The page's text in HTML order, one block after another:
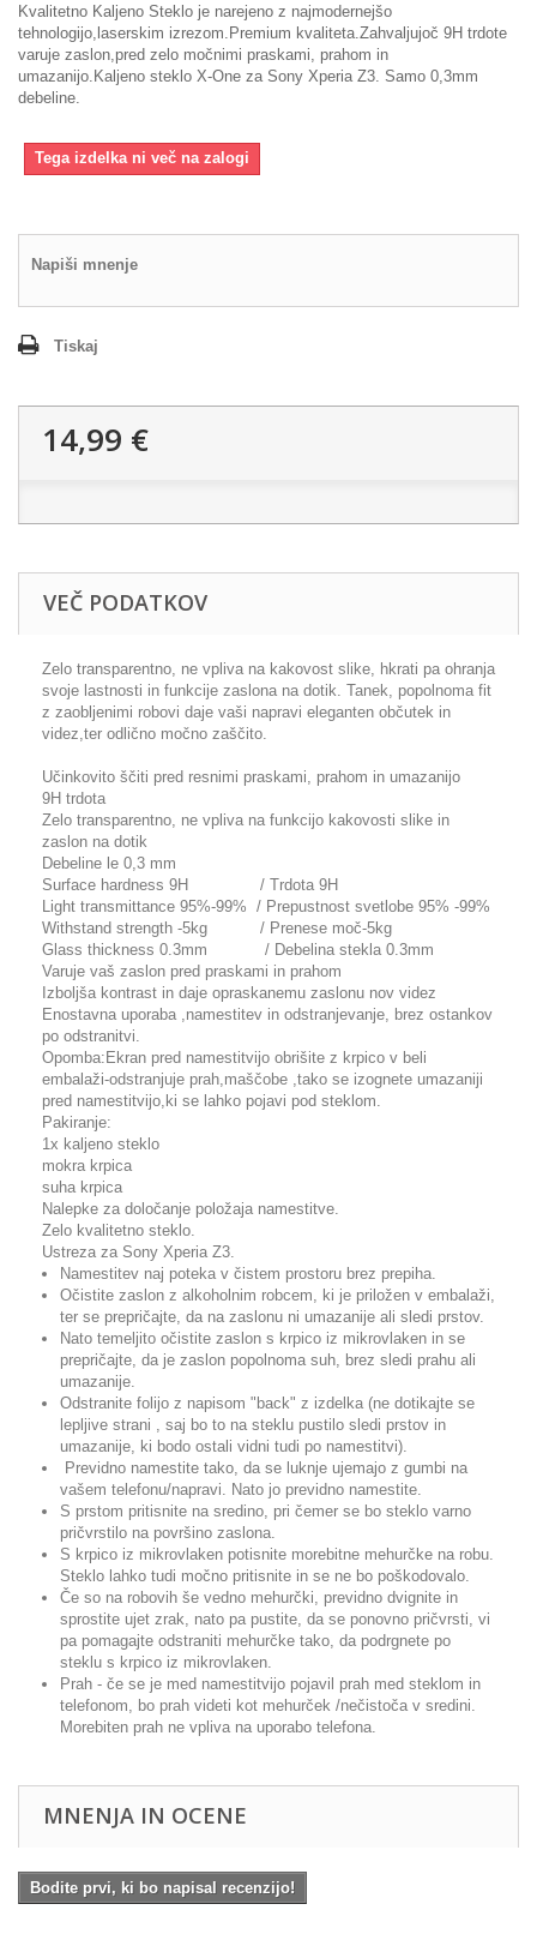
Kvalitetno Kaljeno Steklo je narejeno z najmodernejšo
tehnologijo,laserskim izrezom.Premium kvaliteta.Zahvaljujoč 9H trdote
varuje zaslon,pred zelo močnimi praskami, prahom in
umazanijo.Kaljeno steklo X-One za Sony Xperia Z3. Samo 0,3mm
debeline.
Tega izdelka ni več na zalogi
Napiši mnenje
Tiskaj
14,99 €
VEČ PODATKOV
Zelo transparentno, ne vpliva na kakovost slike, hkrati pa ohranja
svoje lastnosti in funkcije zaslona na dotik. Tanek, popolnoma fit
z zaobljenimi robovi daje vaši napravi eleganten občutek in
videz,ter odlično močno zaščito.
Učinkovito ščiti pred resnimi praskami, prahom in umazanijo
9H trdota
Zelo transparentno, ne vpliva na funkcijo kakovosti slike in
zaslon na dotik
Debeline le 0,3 mm
Surface hardness 9H / Trdota 9H
Light transmittance 95%-99% / Prepustnost svetlobe 95% -99%
Withstand strength -5kg / Prenese moč-5kg
Glass thickness 0.3mm / Debelina stekla 0.3mm
Varuje vaš zaslon pred praskami in prahom
Izboljša kontrast in daje opraskanemu zaslonu nov videz
Enostavna uporaba ,namestitev in odstranjevanje, brez ostankov
po odstranitvi.
Opomba:Ekran pred namestitvijo obrišite z krpico v beli
embalaži-odstranjuje prah,maščobe ,tako se izognete umazaniji
pred namestitvijo,ki se lahko pojavi pod steklom.
Pakiranje:
1x kaljeno steklo
mokra krpica
suha krpica
Nalepke za določanje položaja namestitve.
Zelo kvalitetno steklo.
Ustreza za Sony Xperia Z3.
Namestitev naj poteka v čistem prostoru brez prepiha.
Očistite zaslon z alkoholnim robcem, ki je priložen v embalaži,
ter se prepričajte, da na zaslonu ni umazanije ali sledi prstov.
Nato temeljito očistite zaslon s krpico iz mikrovlaken in se
prepričajte, da je zaslon popolnoma suh, brez sledi prahu ali
umazanije.
Odstranite folijo z napisom "back" z izdelka (ne dotikajte se
lepljive strani , saj bo to na steklu pustilo sledi prstov in
umazanije, ki bodo ostali vidni tudi po namestitvi).
Previdno namestite tako, da se luknje ujemajo z gumbi na
vašem telefonu/napravi. Nato jo previdno namestite.
S prstom pritisnite na sredino, pri čemer se bo steklo varno
pričvrstilo na površino zaslona.
S krpico iz mikrovlaken potisnite morebitne mehurčke na robu.
Steklo lahko tudi močno pritisnite in se ne bo poškodovalo.
Če so na robovih še vedno mehurčki, previdno dvignite in
sprostite ujet zrak, nato pa pustite, da se ponovno pričvrsti, vi
pa pomagajte odstraniti mehurčke tako, da podrgnete po
steklu s krpico iz mikrovlaken.
Prah - če se je med namestitvijo pojavil prah med steklom in
telefonom, bo prah videti kot mehurček /nečistoča v sredini.
Morebiten prah ne vpliva na uporabo telefona.
MNENJA IN OCENE
Bodite prvi, ki bo napisal recenzijo!